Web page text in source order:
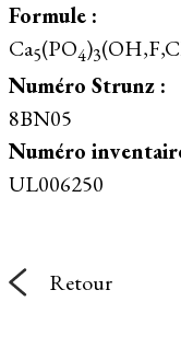
Formule :
Ca5(PO4)3
Numéro Strunz :
8BN05
Numéro
UL006250
Retour